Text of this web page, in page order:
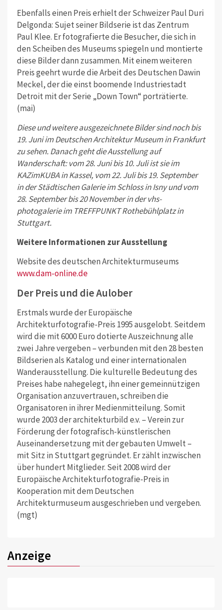
Ebenfalls einen Preis erhielt der Schweizer Paul Duri
Delgonda: Sujet seiner Bildserie ist das Zentrum
Paul Klee. Er fotografierte die Besucher, die sich in
den Scheiben des Museums spiegeln und montierte
diese Bilder dann zusammen. Mit einem weiteren
Preis geehrt wurde die Arbeit des Deutschen Dawin
Meckel, der die einst boomende Industriestadt
Detroit mit der Serie „Down Town“ porträtierte.
(mai)
Diese und weitere ausgezeichnete Bilder sind noch bis
19. Juni im Deutschen Architektur Museum in Frankfurt
zu sehen. Danach geht die Ausstellung auf
Wanderschaft: vom 28. Juni bis 10. Juli ist sie im
KAZimKUBA in Kassel, vom 22. Juli bis 19. September
in der Städtischen Galerie im Schloss in Isny und vom
28. September bis 20 November in der vhs-
photogalerie im TREFFPUNKT Rothebühlplatz in
Stuttgart.
Weitere Informationen zur Ausstellung
Website des deutschen Architekturmuseums
www.dam-online.de
Der Preis und die Aulober
Erstmals wurde der Europäische
Architekturfotografie-Preis 1995 ausgelobt. Seitdem
wird die mit 6000 Euro dotierte Auszeichnung alle
zwei Jahre vergeben – verbunden mit den 28 besten
Bildserien als Katalog und einer internationalen
Wanderausstellung. Die kulturelle Bedeutung des
Preises habe nahegelegt, ihn einer gemeinnützigen
Organisation anzuvertrauen, schreiben die
Organisatoren in ihrer Medienmitteilung. Somit
wurde 2003 der architekturbild e.v. – Verein zur
Förderung der fotografisch-künstlerischen
Auseinandersetzung mit der gebauten Umwelt –
mit Sitz in Stuttgart gegründet. Er zählt inzwischen
über hundert Mitglieder. Seit 2008 wird der
Europäische Architekturfotografie-Preis in
Kooperation mit dem Deutschen
Architekturmuseum ausgeschrieben und vergeben.
(mgt)
Anzeige